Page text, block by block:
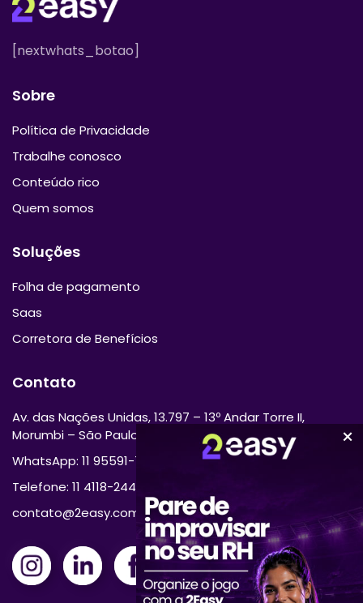
[nextwhats_botao]
Sobre
Política de Privacidade
Trabalhe conosco
Conteúdo rico
Quem somos
Soluções
Folha de pagamento
Saas
Corretora de Benefícios
Contato
Av. das Nações Unidas, 13.797 – 13º Andar Torre II,
Morumbi – São Paulo/SP 04794-000
WhatsApp: 11 95591-7870
Telefone: 11 4118-2444
contato@2easy.com.br